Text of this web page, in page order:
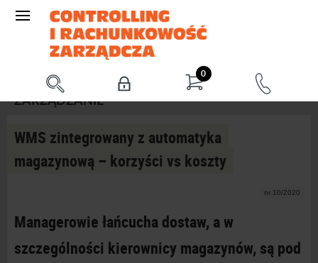
0
ZARZĄDZANIE
WMS zintegrowany z automatyka
magazynową – korzyści vs koszty
nr 10/2020
Managerowie łańcucha dostaw, a w
szczególności kierownicy magazynów, są pod